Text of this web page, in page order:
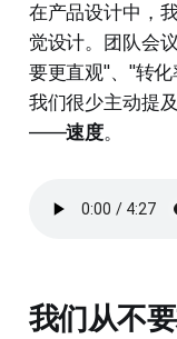
在产品设计中，
觉设计。团队会
要更直观"、"转
我们很少主动提
——速度。
我们从不